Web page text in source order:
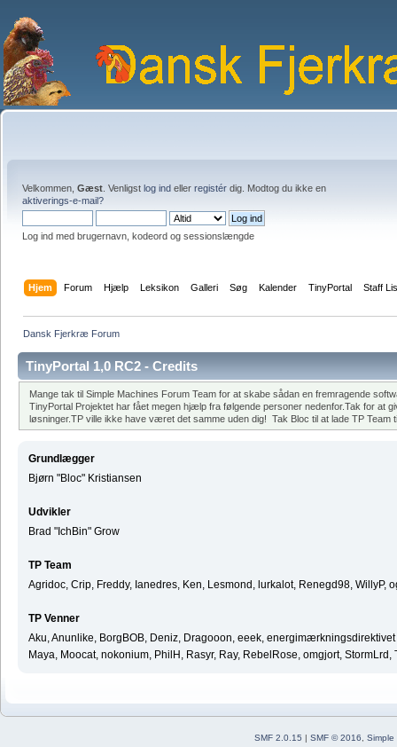
Velkommen, Gæst . Venligst log ind eller registér dig. Modtog du ikke en
aktiverings-e-mail?
Log ind med brugernavn, kodeord og sessionslængde
Hjem Forum Hjælp Leksikon Galleri Søg Kalender TinyPortal Staff
Dansk Fjerkræ Forum
TinyPortal 1,0 RC2 - Credits
Mange tak til Simple Machines Forum Team for at skabe sådan en fremragende
TinyPortal Projektet har fået megen hjælp fra følgende personer nedenfor.Tak for at
løsninger.TP ville ikke have været det samme uden dig! Tak Bloc til at lade TP Team
Grundlægger
Bjørn "Bloc" Kristiansen
Udvikler
Brad "IchBin" Grow
TP Team
Agridoc, Crip, Freddy, Ianedres, Ken, Lesmond, lurkalot, Renegd98, WillyP,
TP Venner
Aku, Anunlike, BorgBOB, Deniz, Dragooon, eeek,
Maya, Moocat, nokonium, PhilH, Rasyr, Ray, RebelRose, omgjort,
SMF 2.0.15 | SMF © 2016
Simple